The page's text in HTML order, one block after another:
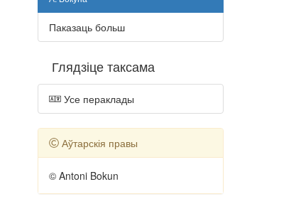
Паказаць больш
Глядзіце таксама
Усе пераклады
Аўтарскія правы
© Antoni Bokun